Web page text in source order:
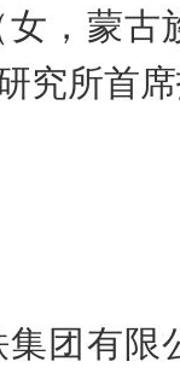
女，蒙
究所首
团有限